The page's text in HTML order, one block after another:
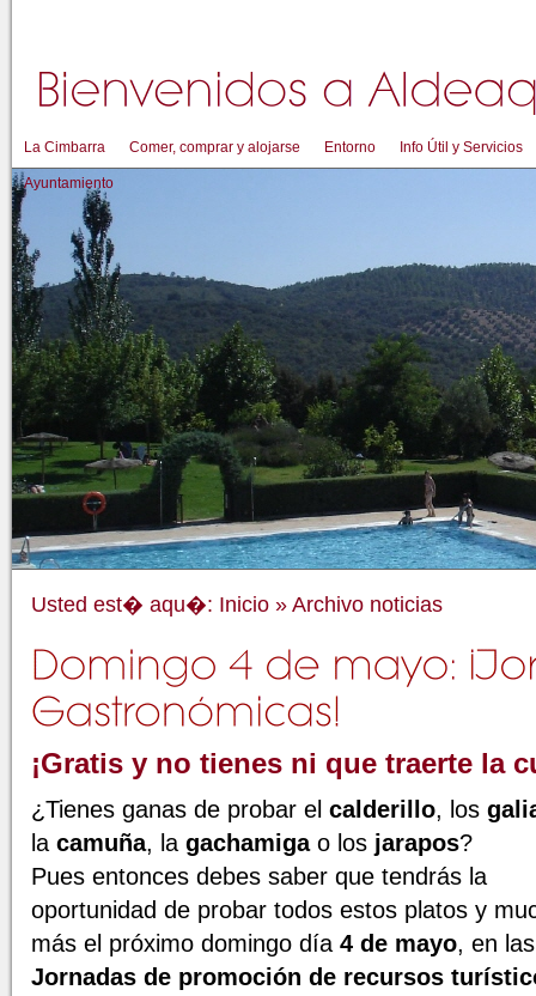
La Cimbarra Comer, comprar y alojarse Entorno Info Útil y Servicios
Ayuntamiento
Usted est� aqu�: Inicio » Archivo noticias
¡Gratis y no tienes ni que traerte la
¿Tienes ganas de probar el calderillo, los
la camuña, la gachamigao los jarapos?
Pues entonces debes saber que tendrás la
oportunidad de probar todos estos platos y
más el próximo domingo día 4 de mayo, en
Jornadas de promoción de recursos